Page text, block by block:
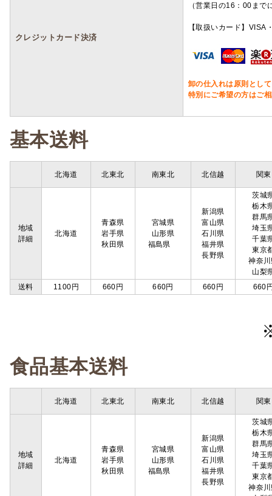
クレジットカード決済
（営業日の16：00ま
【取扱いカード】
卸の仕入れは原則とし
特別にご希望の方はご
基本送料
北海道 北東北 南東北 北信越 関東
地域
詳細
北海道
青森県
岩手県
秋田県
宮城県
山形県
福島県
新潟県
富山県
石川県
福井県
長野県
茨城
栃木
群馬
埼玉
千葉
東京
神奈
山梨
送料
1100円 660円 660円 660円 660
食品基本送料
北海道 北東北 南東北 北信越 関東
地域
詳細
北海道
青森県
岩手県
秋田県
宮城県
山形県
福島県
新潟県
富山県
石川県
福井県
長野県
茨城
栃木
群馬
埼玉
千葉
東京
神奈